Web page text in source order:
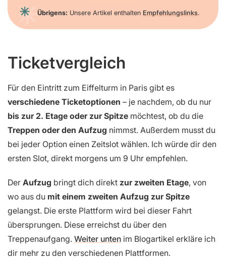
Übrigens: Unsere Artikel enthalten Empfehlungslinks.
Ticketvergleich
Für den Eintritt zum Eiffelturm in Paris gibt es
verschiedene Ticketoptionen – je nachdem, ob du nur
bis zur 2. Etage oder zur Spitze möchtest, ob du die
Treppen oder den Aufzug nimmst. Außerdem musst du
bei jeder Option einen Zeitslot wählen. Ich würde dir den
ersten Slot, direkt morgens um 9 Uhr empfehlen.
Der Aufzug bringt dich direkt zur zweiten Etage, von
wo aus du mit einem zweiten Aufzug zur Spitze
gelangst. Die erste Plattform wird bei dieser Fahrt
übersprungen. Diese erreichst du über den
Treppenaufgang. Weiter unten im Blogartikel erkläre ich
dir mehr zu den verschiedenen Plattformen.